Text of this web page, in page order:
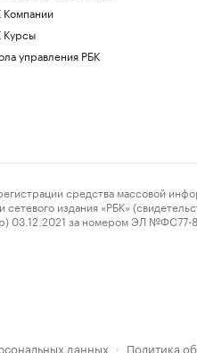
Компании
Курсы
управления РБК
средства массовой
издания «РБК»
03.12.2021 за номером ЭЛ
данных · Политика